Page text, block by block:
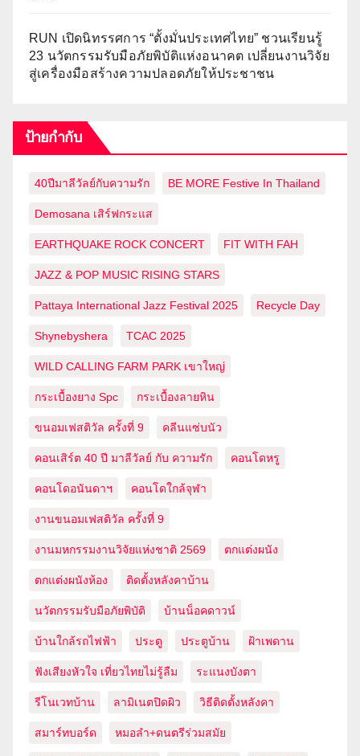
RUN เปิดนิทรรศการ “ตั้งมั่นประเทศไทย” ชวนเรียนรู้
23 นวัตกรรมรับมือภัยพิบัติแห่งอนาคต เปลี่ยนงานวิจัย
สู่เครื่องมือสร้างความปลอดภัยให้ประชาชน
ป้ายกำกับ
40ปีมาลีวัลย์กับความรัก BE MORE Festive In Thailand
Demosana เสิร์ฟกระแส
EARTHQUAKE ROCK CONCERT FIT WITH FAH
JAZZ & POP MUSIC RISING STARS
Pattaya International Jazz Festival 2025 Recycle Day
Shynebyshera TCAC 2025
WILD CALLING FARM PARK เขาใหญ่
กระเบื้องยาง Spc กระเบื้องลายหิน
ขนอมเฟสติวัล ครั้งที่ 9 คลีนแซ่บนัว
คอนเสิร์ต 40 ปี มาลีวัลย์ กับ ความรัก คอนโดหรู
คอนโดอนันดาฯ คอนโดใกล้จุฬา
งานขนอมเฟสติวัล ครั้งที่ 9
งานมหกรรมงานวิจัยแห่งชาติ 2569 ตกแต่งผนัง
ตกแต่งผนังห้อง ติดตั้งหลังคาบ้าน
นวัตกรรมรับมือภัยพิบัติ บ้านน็อคดาวน์
บ้านใกล้รถไฟฟ้า ประตู ประตูบ้าน ฝ้าเพดาน
ฟังเสียงหัวใจ เที่ยวไทยไม่รู้ลืม ระแนงบังตา
รีโนเวทบ้าน ลามิเนตปิดผิว วิธีติดตั้งหลังคา
สมาร์ทบอร์ด หมอลำ+ดนตรีร่วมสมัย